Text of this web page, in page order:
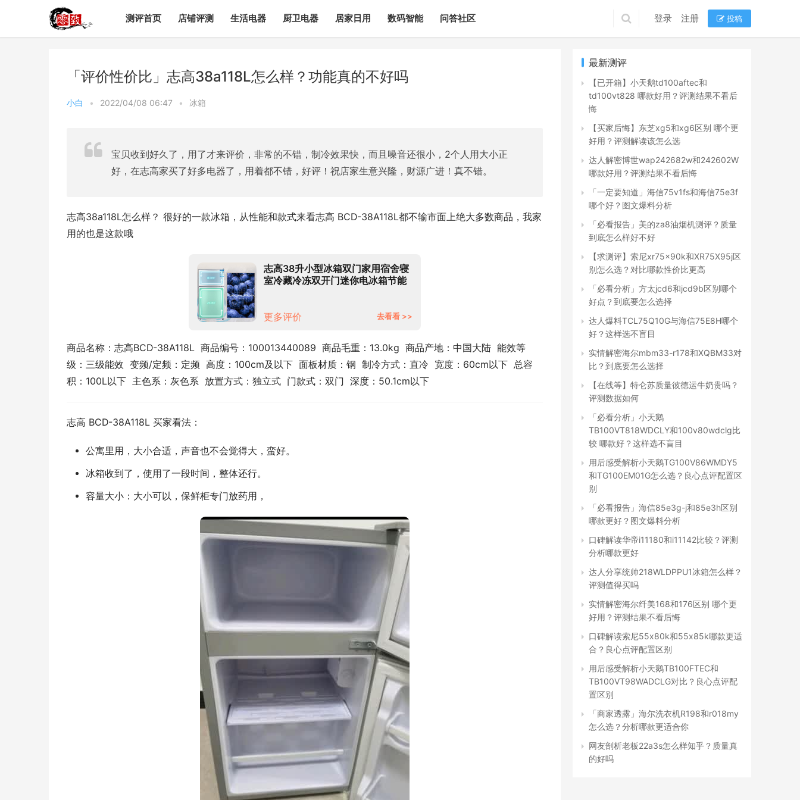
测评首页 店铺评测 生活电器 厨卫电器 居家日用 数码智能 问答社区 登录 注册 投稿
「评价性价比」志高38a118L怎么样？功能真的不好吗
小白 • 2022/04/08 06:47 • 冰箱
宝贝收到好久了，用了才来评价，非常的不错，制冷效果快，而且噪音还很小，2个人用大小正
好，在志高家买了好多电器了，用着都不错，好评！祝店家生意兴隆，财源广进！真不错。
志高38a118L怎么样？ 很好的一款冰箱，从性能和款式来看志高 BCD-38A118L都不输市面上绝大多数商品，我家
用的也是这款哦
志高38升小型冰箱双门家用宿舍寝
室冷藏冷冻双开门迷你电冰箱节能
更多评价
去看看 >>
商品名称：志高BCD-38A118L  商品编号：100013440089  商品毛重：13.0kg  商品产地：中国大陆  能效等
级：三级能效  变频/定频：定频  高度：100cm及以下  面板材质：钢  制冷方式：直冷  宽度：60cm以下  总容
积：100L以下  主色系：灰色系  放置方式：独立式  门款式：双门  深度：50.1cm以下
志高 BCD-38A118L 买家看法：
公寓里用，大小合适，声音也不会觉得大，蛮好。
冰箱收到了，使用了一段时间，整体还行。
容量大小：大小可以，保鲜柜专门放药用，
最新测评
【已开箱】小天鹅td100aftec和
td100vt828 哪款好用？评测结果不看后
悔
【买家后悔】东芝xg5和xg6区别 哪个更
好用？评测解读该怎么选
达人解密博世wap242682w和242602W
哪款好用？评测结果不看后悔
「一定要知道」海信75v1fs和海信75e3f
哪个好？图文爆料分析
「必看报告」美的za8油烟机测评？质量
到底怎么样好不好
【求测评】索尼xr75x90k和XR75X95j区
别怎么选？对比哪款性价比更高
「必看分析」方太jcd6和jcd9b区别哪个
好点？到底要怎么选择
达人爆料TCL75Q10G与海信75E8H哪个
好？这样选不盲目
实情解密海尔mbm33-r178和XQBM33对
比？到底要怎么选择
【在线等】特仑苏质量彼德运牛奶贵吗？
评测数据如何
「必看分析」小天鹅
TB100VT818WDCLY和100v80wdclg比
较 哪款好？这样选不盲目
用后感受解析小天鹅TG100V86WMDY5
和TG100EM01G怎么选？良心点评配置区
别
「必看报告」海信85e3g-j和85e3h区别
哪款更好？图文爆料分析
口碑解读华帝i11180和i11142比较？评测
分析哪款更好
达人分享统帅218WLDPPU1冰箱怎么样？
评测值得买吗
实情解密海尔纤美168和176区别 哪个更
好用？评测结果不看后悔
口碑解读索尼55x80k和55x85k哪款更适
合？良心点评配置区别
用后感受解析小天鹅TB100FTEC和
TB100VT98WADCLG对比？良心点评配
置区别
「商家透露」海尔洗衣机R198和r018my
怎么选？分析哪款更适合你
网友剖析老板22a3s怎么样知乎？质量真
的好吗